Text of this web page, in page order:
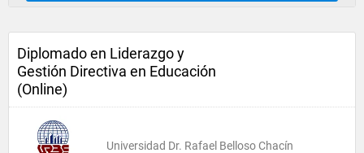
Diplomado en Liderazgo y
Gestión Directiva en Educación
(Online)
Universidad Dr. Rafael Belloso Chacín